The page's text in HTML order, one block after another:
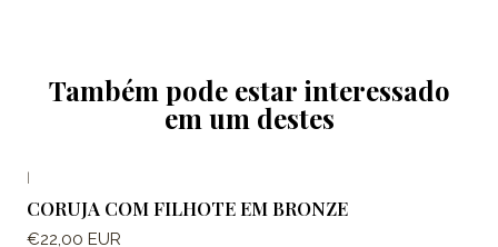
Também pode estar interessado
em um destes
CORUJA COM FILHOTE EM BRONZE
€22,00 EUR